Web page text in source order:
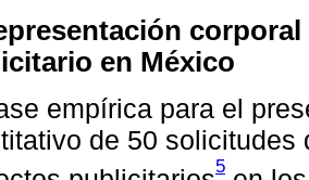
en México
empírica para el
de 50 solicitudes
5